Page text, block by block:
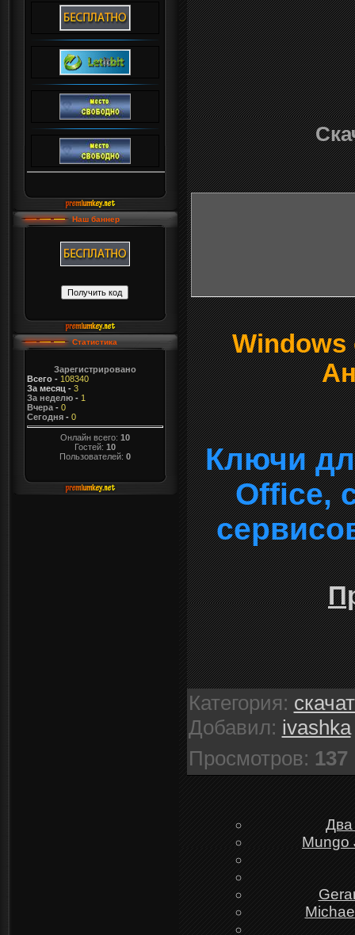
Наш баннер
Статистика
Зарегистрировано
Всего- 108340
За месяц - 3
За неделю- 1
Вчера- 0
Сегодня- 0
Онлайн всего: 10
Гостей: 10
Пользователей: 0
Windows
Ключи
Office,
Категория:
Добавил: ivashka
Просмотров: 137
Два
Mungo